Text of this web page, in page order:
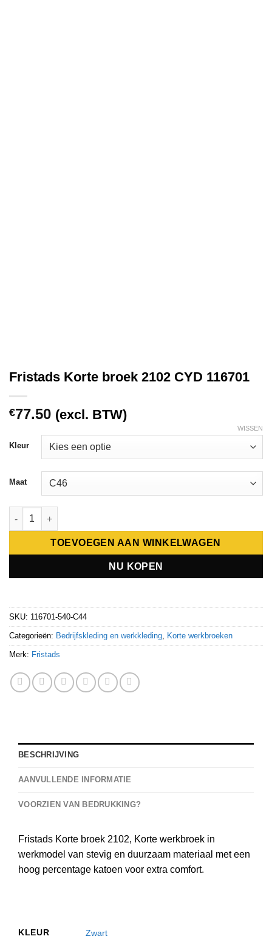
Fristads Korte broek 2102 CYD 116701
€77.50 (excl. BTW)
Kleur
Maat
WISSEN
Fristads Korte broek 2102 CYD 116701 aantal
TOEVOEGEN AAN WINKELWAGEN
NU KOPEN
SKU: 116701-540-C44
Categorieën: Bedrijfskleding en werkkleding, Korte werkbroeken
Merk: Fristads
BESCHRIJVING
AANVULLENDE INFORMATIE
VOORZIEN VAN BEDRUKKING?
Fristads Korte broek 2102, Korte werkbroek in
werkmodel van stevig en duurzaam materiaal met een
hoog percentage katoen voor extra comfort.
KLEUR Zwart